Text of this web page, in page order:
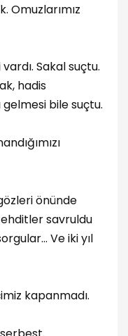
Omuzlarımız
Sakal suçtu.
hadis
bile suçtu.
önünde
savruldu
Ve iki yıl
kapanmadı.